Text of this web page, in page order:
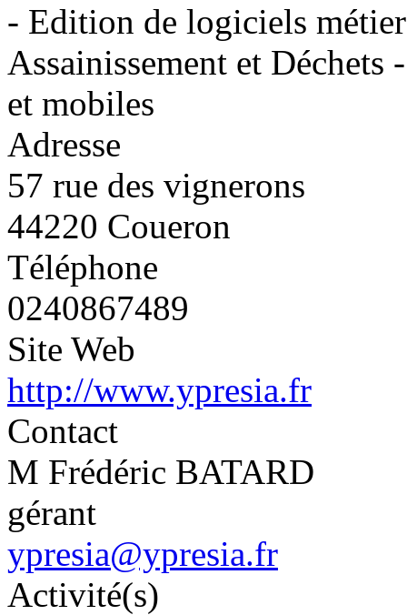
- Edition de logiciels
Assainissement et
et mobiles
Adresse
57 rue des vignerons
44220 Coueron
Téléphone
0240867489
Site Web
http://www.ypresia.fr
Contact
M Frédéric BATARD
gérant
ypresia@ypresia.fr
Activité(s)